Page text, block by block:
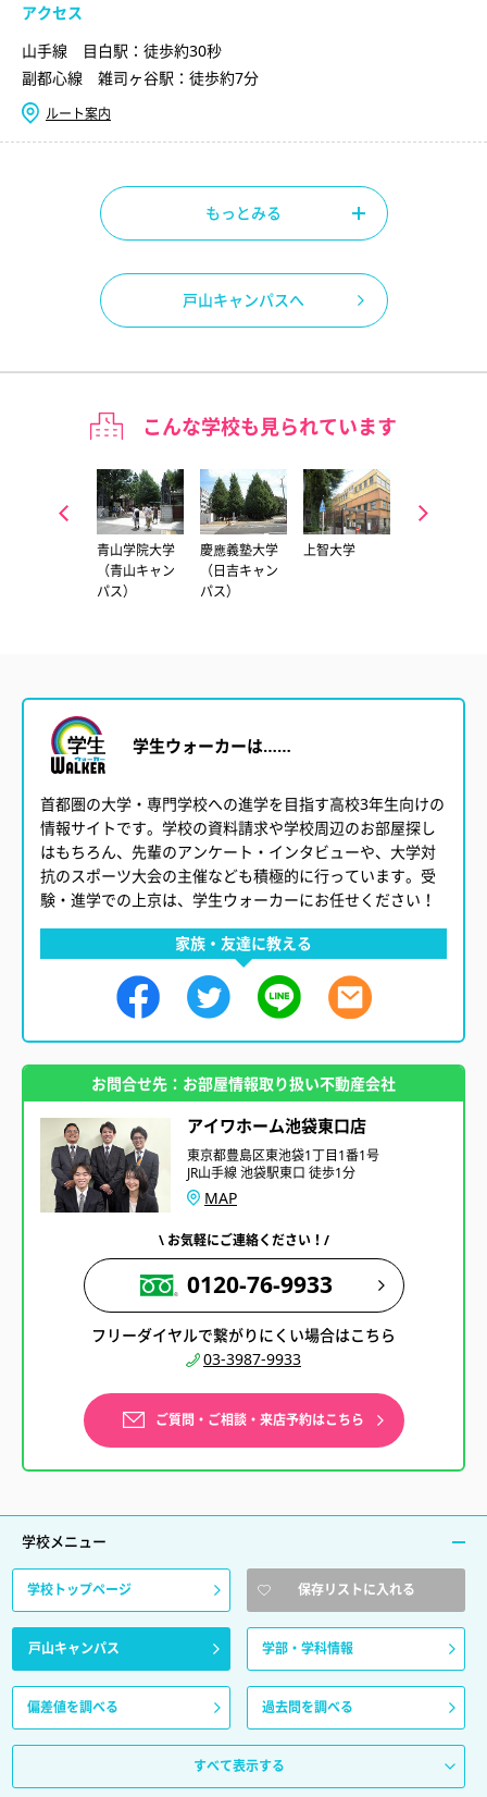
アクセス
山手線 目白駅：徒歩約30秒
副都心線 雑司ヶ谷駅：徒歩約7分
ルート案内
もっとみる
戸山キャンパスへ
こんな学校も見られています
青山学院大学
（青山キャン
パス）
慶應義塾大学
（日吉キャン
パス）
上智大学
家族・友達に教える
学生ウォーカーは……
首都圏の大学・専門学校への進学を目指す高校3年生向けの
情報サイトです。学校の資料請求や学校周辺のお部屋探し
はもちろん、先輩のアンケート・インタビューや、大学対
抗のスポーツ大会の主催なども積極的に行っています。受
験・進学での上京は、学生ウォーカーにお任せください！
お問合せ先：お部屋情報取り扱い不動産会社
アイワホーム池袋東口店
東京都豊島区東池袋1丁目1番1号
JR山手線 池袋駅東口 徒歩1分
MAP
\ お気軽にご連絡ください！/
0120-76-9933
フリーダイヤルで繋がりにくい場合はこちら
03-3987-9933
ご質問・ご相談・来店予約はこちら
学校メニュー
学校トップページ 保存リストに入れる
戸山キャンパス 学部・学科情報
偏差値を調べる 過去問を調べる
すべて表示する